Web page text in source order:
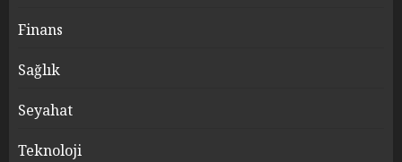
Finans
Sağlık
Seyahat
Teknoloji